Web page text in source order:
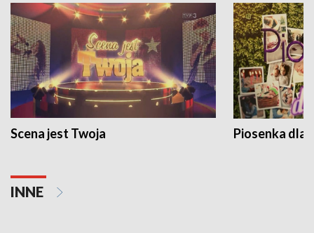
Scena jest Twoja Piosenka dla
INNE